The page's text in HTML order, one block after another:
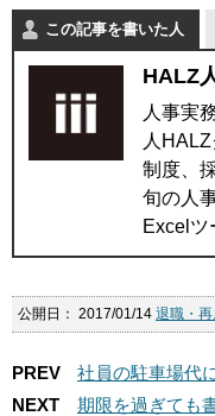
この記事を書いた人
HALZ
人事実
人
制度、
旬の人
Excelツ
公開日： 2017/01/14 退職・
PREV
社員の駐車場代
NEXT
期限を過ぎても